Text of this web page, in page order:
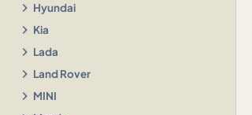
chevron_right Hyundai
chevron_right Kia
chevron_right Lada
chevron_right Land Rover
chevron_right MINI